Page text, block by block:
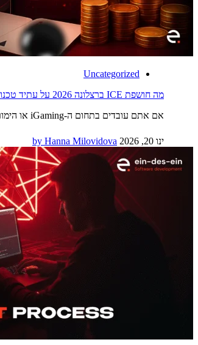
Uncategorized
מה חושפת ICE ברצלונה 2026 על עתיד טכנולוגיית ה-iGaming
אם אתם עובדים בתחום ה-iGaming או הימורי הספורט, כנראה שכבר שמעתם על האירוע האגדי הזה (בלי להגזים!) — ואולי אפילו הצלחתם להגיע אליו פיזית ב-Fira Barcelona Gran Via! ב-ein-des-ein אנחנו…
ינו 20, 2026 by Hanna Milovidova